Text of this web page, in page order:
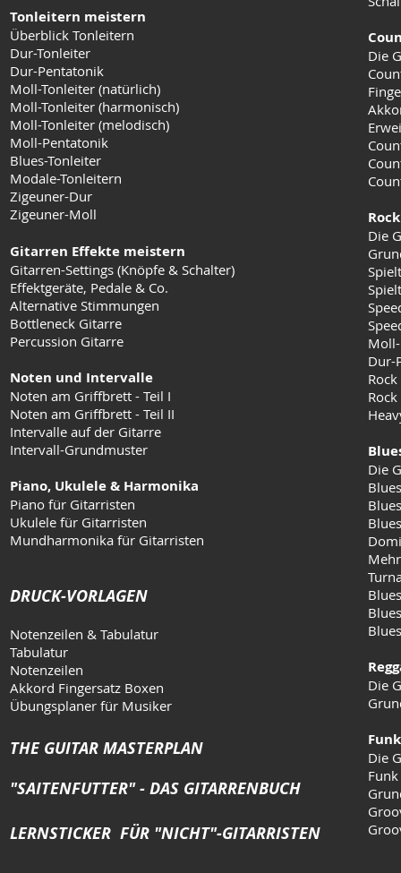
Tonleitern meistern
Überblick Tonleitern
Dur-Tonleiter
Dur-Pentatonik
Moll-Tonleiter (natürlich)
Moll-Tonleiter (harmonisch)
Moll-Tonleiter (melodisch)
Moll-Pentatonik
Blues-Tonleiter
Modale-Tonleitern
Zigeuner-Dur
Zigeuner-Moll
Gitarren Effekte meistern
Gitarren-Settings (Knöpfe & Schalter)
Effektgeräte, Pedale & Co.
Alternative Stimmungen
Bottleneck Gitarre
Percussion Gitarre
Noten und Intervalle
Noten am Griffbrett - Teil I
Noten am Griffbrett - Teil II
Intervalle auf der Gitarre
Intervall-Grundmuster
Piano, Ukulele & Harmonika
Piano für Gitarristen
Ukulele für Gitarristen
Mundharmonika für Gitarristen
DRUCK-VORLAGEN
Notenzeilen & Tabulatur
Tabulatur
Notenzeilen
Akkord Fingersatz Boxen
Übungsplaner für Musiker
THE GUITAR MASTERPLAN
"SAITENFUTTER" - DAS GITARRENBUCH
LERNSTICKER FÜR "NICHT"-GITARRISTEN
Die
Die
Dur-
Die
Die
Die